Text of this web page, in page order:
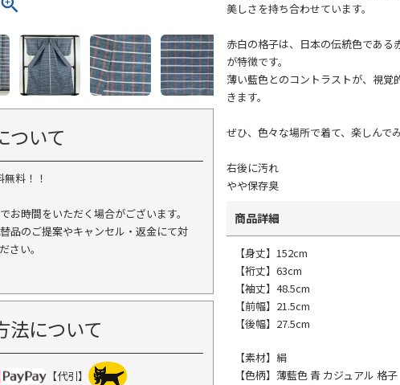
ついて
料！！
時間をいただく場合がございます。
品のご提案やキャンセル・返金にて対
さい。
法について
【代引】
美しさを持ち合わせています。
赤白の格子は、日本の伝統色である
が特徴です。
薄い藍色とのコントラストが、視覚
きます。
ぜひ、色々な場所で着て、楽しんで
右後に汚れ
やや保存臭
商品詳細
【身丈】152cm
【裄丈】63cm
【袖丈】48.5cm
【前幅】21.5cm
【後幅】27.5cm
【素材】絹
【色柄】薄藍色 青 カジュアル 格子